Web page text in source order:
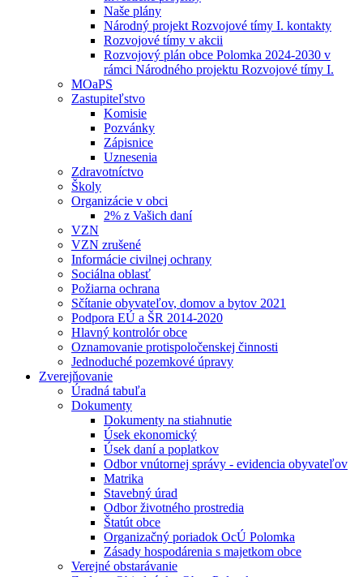
Naše plány
Národný projekt Rozvojové tímy I. kontakty
Rozvojové tímy v akcii
Rozvojový plán obce Polomka 2024-2030 v
rámci Národného projektu Rozvojové tímy I.
MOaPS
Zastupiteľstvo
Komisie
Pozvánky
Zápisnice
Uznesenia
Zdravotníctvo
Školy
Organizácie v obci
2% z Vašich daní
VZN
VZN zrušené
Informácie civilnej ochrany
Sociálna oblasť
Požiarna ochrana
Sčítanie obyvateľov, domov a bytov 2021
Podpora EÚ a ŠR 2014-2020
Hlavný kontrolór obce
Oznamovanie protispoločenskej činnosti
Jednoduché pozemkové úpravy
Zverejňovanie
Úradná tabuľa
Dokumenty
Dokumenty na stiahnutie
Úsek ekonomický
Úsek daní a poplatkov
Odbor vnútornej správy - evidencia obyvateľov
Matrika
Stavebný úrad
Odbor životného prostredia
Štatút obce
Organizačný poriadok OcÚ Polomka
Zásady hospodárenia s majetkom obce
Verejné obstarávanie